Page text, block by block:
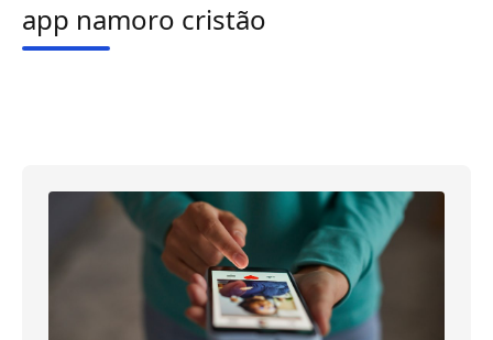
app namoro cristão